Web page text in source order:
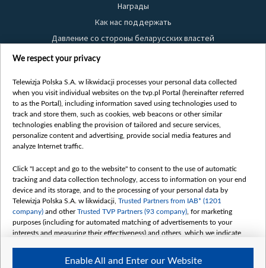
Награды
Как нас поддержать
Давление со стороны беларусских властей
Правила использования материалов
Безопасность
Youtube
Белсат news
Белсат Life
Belsat English
Biełsat PL
Белсат Now
Белсат Shorts
Белсат History
Белсат Music
We respect your privacy
Telewizja Polska S.A. w likwidacji processes your personal data collected
when you visit individual websites on the tvp.pl Portal (hereinafter referred
to as the Portal), including information saved using technologies used to
track and store them, such as cookies, web beacons or other similar
technologies enabling the provision of tailored and secure services,
personalize content and advertising, provide social media features and
analyze Internet traffic.
Click "I accept and go to the website" to consent to the use of automatic
tracking and data collection technology, access to information on your end
device and its storage, and to the processing of your personal data by
Telewizja Polska S.A. w likwidacji, Trusted Partners from IAB* (1201
company) and otherTrusted TVP Partners (93 company) , for marketing
purposes (including for automated matching of advertisements to your
interests and measuring their effectiveness) and others, which we indicate
The purposes of processing your data by TVP S.A. w likwidacji are as
Enable All and Enter our Website